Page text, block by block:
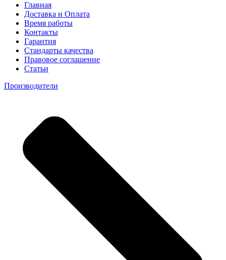
Главная
Доставка и Оплата
Время работы
Контакты
Гарантия
Стандарты качества
Правовое соглашение
Статьи
Производители